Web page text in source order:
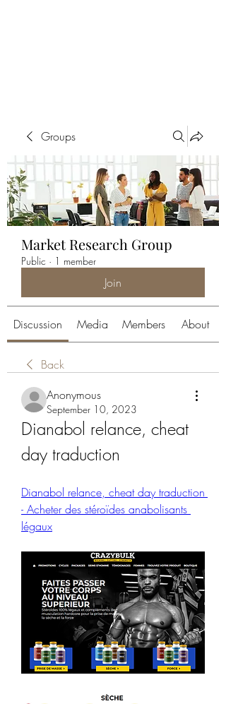
Groups
Market Research Group
Public · 1 member
Join
Discussion Media Members About
Back
Anonymous
September 10, 2023
Dianabol relance, cheat
day traduction
Dianabol relance, cheat day traduction
- Acheter des stéroïdes anabolisants
légaux